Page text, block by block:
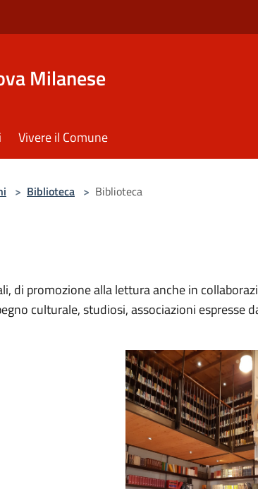
Milanese
Vivere il Comune
> Biblioteca > Biblioteca
di promozione alla lettura anche in
culturale, studiosi, associazioni espresse